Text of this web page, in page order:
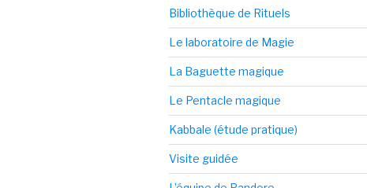
Bibliothèque de Rituels
Le laboratoire de Magie
La Baguette magique
Le Pentacle magique
Kabbale (étude pratique)
Visite guidée